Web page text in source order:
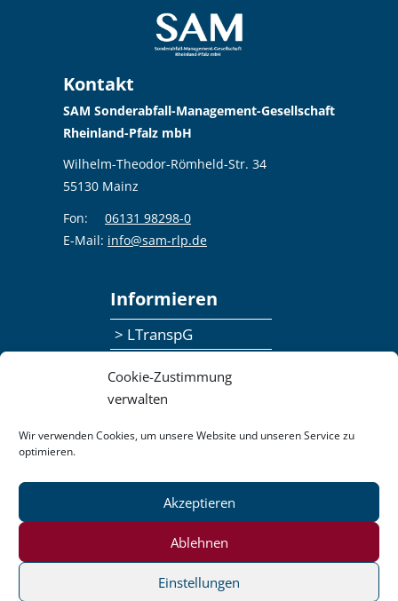
Cookie-Zustimmung
verwalten
Wir verwenden Cookies, um unsere Website und unseren Service zu
optimieren.
Akzeptieren
Ablehnen
Einstellungen
Kontakt
SAM Sonderabfall-Management-Gesellschaft
Rheinland-Pfalz mbH
Wilhelm-Theodor-Römheld-Str. 34
55130 Mainz
Fon:
06131 98298-0
E-Mail: info@sam-rlp.de
Informieren
> LTranspG
> Publikationen
Datenschutzerklärung
Impressum
Pressemitteilungen
Barrierefreiheit